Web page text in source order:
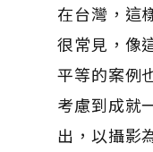
在台灣，這
很常見，像
平等的案例
考慮到成就
出，以攝影